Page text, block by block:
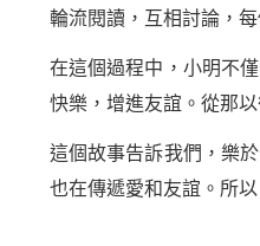
輪流閱讀，互相討論，
在這個過程中，小明不
快樂，增進友誼。從那
這個故事告訴我們，樂
也在傳遞愛和友誼。所